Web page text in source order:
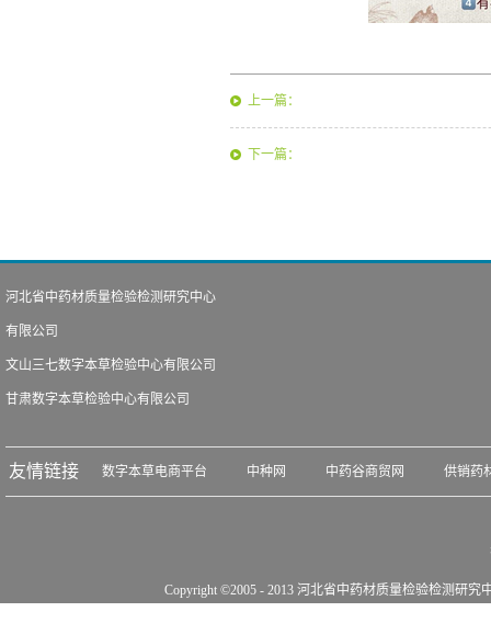
上一篇：
下一篇：
河北省中药材质量检验检测研究中心
有限公司
文山三七数字本草检验中心有限公司
甘肃数字本草检验中心有限公司
友情链接 数字本草电商平台 中种网 中药谷商贸网 供销药
Copyright ©2005 - 2013 河北省中药材质量检验检测研究